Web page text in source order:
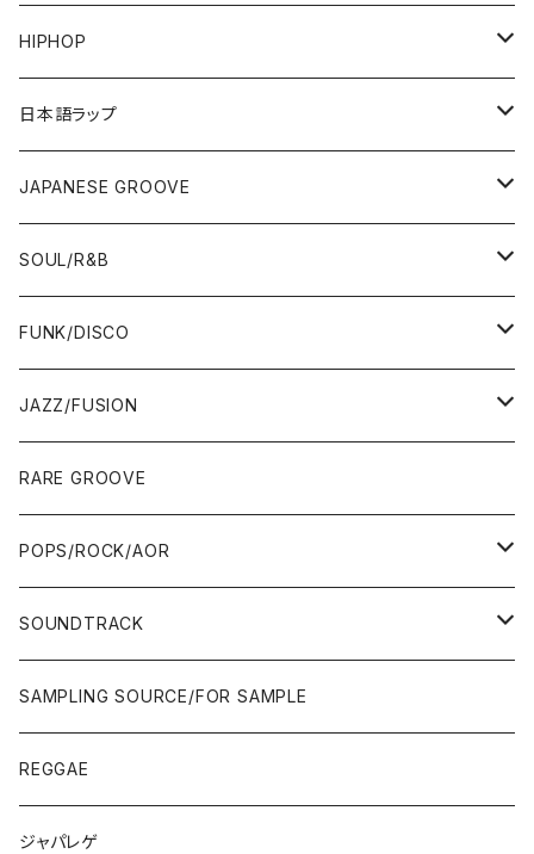
HIPHOP
12"/7"
80'S OLD SCHOOL
EARLY 90'S MIDDLE〜NEW SCHOOL
JAPAN ONLY RELEASE/REMIX
LP
80'S OLD SCHOOL
EARLY 90'S MIDDLE〜NEW SCHOOL
JAPAN ONLY RELEASE/REMIX
日本語ラップ
12"/7"
80'S OLD SCHOOL〜EARLY 90'S
MID〜LATE 90'S
LP
80'S OLD SCHOOL〜EARLY 90'S
MID〜LATE 90'S
CD/TAPE
CD-R/DEMO/SAMPLE
CD ALBUM
JAPANESE GROOVE
LP
60'S/70'S
80'S
7"/12"
60'S/70'S
80'S
SOUL/R&B
LP
60'S/70'S
80'S
12"/7"
60'S/70'S
80'S
FUNK/DISCO
LP
70'S
80'S
12"/7"
70'S
80'S
JAZZ/FUSION
JAZZ
FUSION
RARE GROOVE
POPS/ROCK/AOR
POPS/S.S.W.
ROCK/AOR
SOUNDTRACK
LP
JAPANESE
OTHERS
7"/12"
JAPANESE
SAMPLING SOURCE/FOR SAMPLE
REGGAE
ジャパレゲ